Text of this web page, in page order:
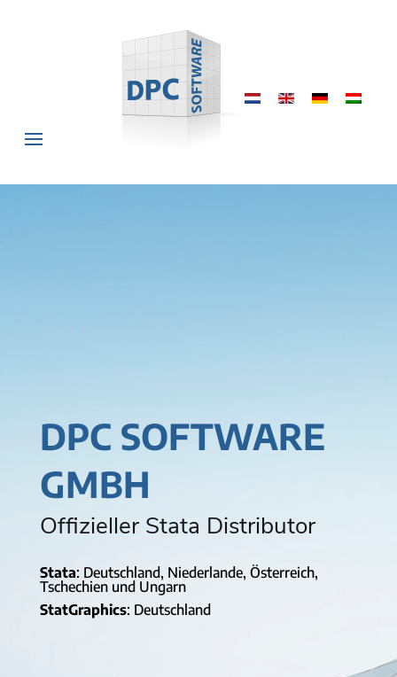
DPC SOFTWARE
GMBH
Offizieller Stata Distributor
Stata: Deutschland, Niederlande, Österreich,
Tschechien und Ungarn
StatGraphics: Deutschland